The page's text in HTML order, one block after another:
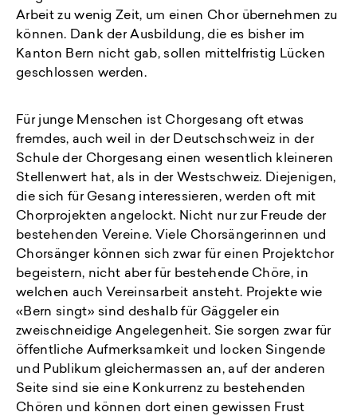
Arbeit zu wenig Zeit, um einen Chor übernehmen zu
können. Dank der Ausbildung, die es bisher im
Kanton Bern nicht gab, sollen mittelfristig Lücken
geschlossen werden.
Für junge Menschen ist Chorgesang oft etwas
fremdes, auch weil in der Deutschschweiz in der
Schule der Chorgesang einen wesentlich kleineren
Stellenwert hat, als in der Westschweiz. Diejenigen,
die sich für Gesang interessieren, werden oft mit
Chorprojekten angelockt. Nicht nur zur Freude der
bestehenden Vereine. Viele Chorsängerinnen und
Chorsänger können sich zwar für einen Projektchor
begeistern, nicht aber für bestehende Chöre, in
welchen auch Vereinsarbeit ansteht. Projekte wie
«Bern singt» sind deshalb für Gäggeler ein
zweischneidige Angelegenheit. Sie sorgen zwar für
öffentliche Aufmerksamkeit und locken Singende
und Publikum gleichermassen an, auf der anderen
Seite sind sie eine Konkurrenz zu bestehenden
Chören und können dort einen gewissen Frust